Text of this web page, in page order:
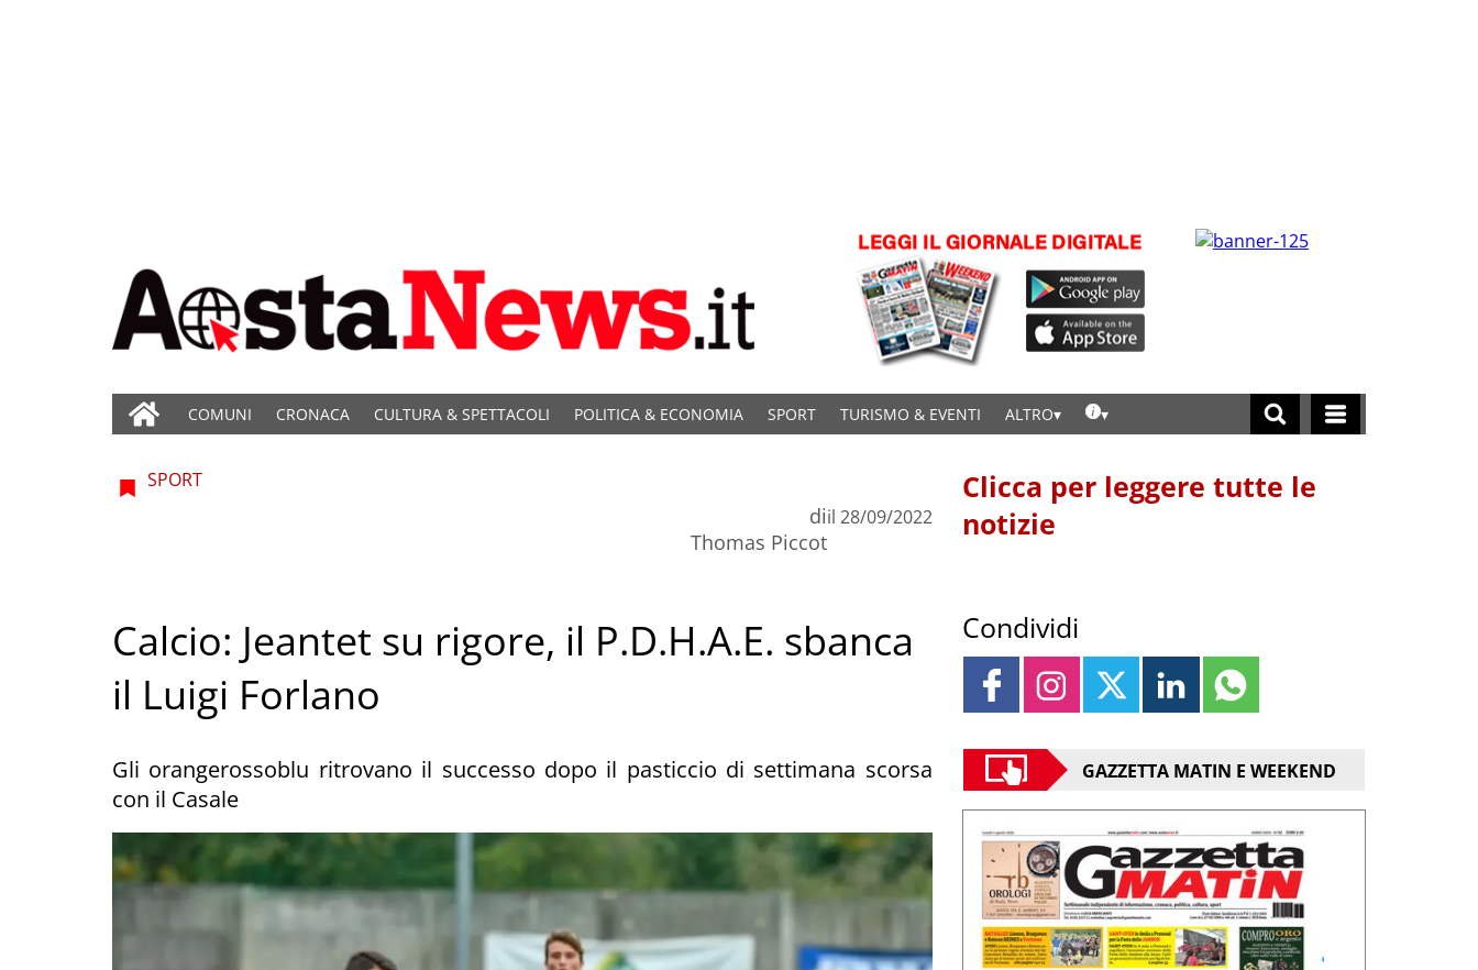
COMUNI CRONACA CULTURA & SPETTACOLI POLITICA & ECONOMIA SPORT TURISMO & EVENTI ALTRO
SPORT
di
Thomas Piccot
il 28/09/2022
Calcio: Jeantet su rigore, il P.D.H.A.E. sbanca
il Luigi Forlano
Gli orangerossoblu ritrovano il successo dopo il pasticcio di settimana scorsa
con il Casale
Clicca per leggere tutte le
notizie
Condividi
GAZZETTA MATIN E WEEKEND